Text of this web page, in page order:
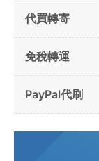
代買轉寄
免稅轉運
PayPal代刷